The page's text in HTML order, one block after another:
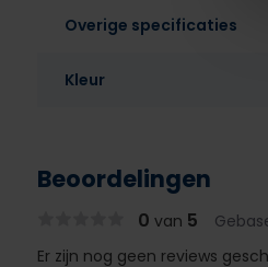
Overige specificaties
Kleur
Beoordelingen
0 van 5
Er zijn nog geen reviews